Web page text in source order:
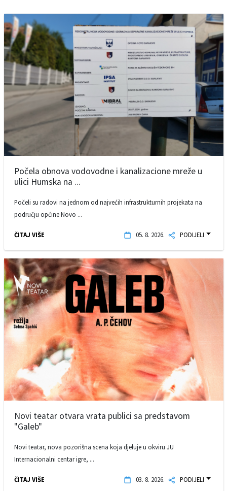
Počela obnova vodovodne i kanalizacione mreže u
ulici Humska na ...
Počeli su radovi na jednom od najvećih infrastrukturnih projekata na
području općine Novo ...
ČITAJ VIŠE 05. 8. 2026. PODIJELI
Novi teatar otvara vrata publici sa predstavom
"Galeb"
Novi teatar, nova pozorišna scena koja djeluje u okviru JU
Internacionalni centar igre, ...
ČITAJ VIŠE 03. 8. 2026. PODIJELI